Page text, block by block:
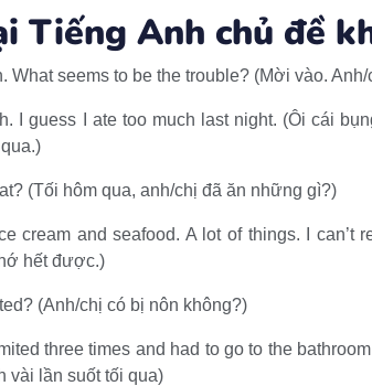
Tiếng Anh chủ đề
What seems to be the trouble? (Mời vào.
I guess I ate too much last night. (Ôi cái
(Tối hôm qua, anh/chị đã ăn những gì?)
cream and seafood. A lot of things. I can’t
hết được.)
(Anh/chị có bị nôn không?)
three times and had to go to the
vài lần suốt tối qua)